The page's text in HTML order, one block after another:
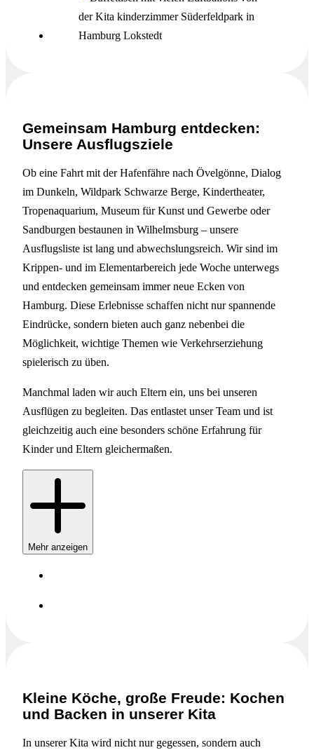
Gemeinsam Hamburg entdecken:
Unsere Ausflugsziele
Ob eine Fahrt mit der Hafenfähre nach Övelgönne, Dialog
im Dunkeln, Wildpark Schwarze Berge, Kindertheater,
Tropenaquarium, Museum für Kunst und Gewerbe oder
Sandburgen bestaunen in Wilhelmsburg – unsere
Ausflugsliste ist lang und abwechslungsreich. Wir sind im
Krippen- und im Elementarbereich jede Woche unterwegs
und entdecken gemeinsam immer neue Ecken von
Hamburg. Diese Erlebnisse schaffen nicht nur spannende
Eindrücke, sondern bieten auch ganz nebenbei die
Möglichkeit, wichtige Themen wie Verkehrserziehung
spielerisch zu üben.
Manchmal laden wir auch Eltern ein, uns bei unseren
Ausflügen zu begleiten. Das entlastet unser Team und ist
gleichzeitig auch eine besonders schöne Erfahrung für
Kinder und Eltern gleichermaßen.
Mehr anzeigen
Kleine Köche, große Freude: Kochen
und Backen in unserer Kita
In unserer Kita wird nicht nur gegessen, sondern auch